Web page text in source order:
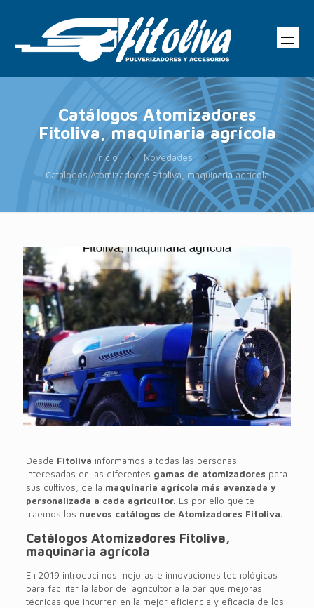
Catálogos Atomizadores
Fitoliva, maquinaria agrícola
Inicio
Novedades
Catálogos Atomizadores Fitoliva, maquinaria agrícola
Desde Fitoliva informamos a todas las personas
interesadas en las diferentes gamas de atomizadores para
sus cultivos, de la maquinaria agrícola más avanzada y
personalizada a cada agricultor. Es por ello que te
traemos los nuevos catálogos de Atomizadores Fitoliva.
Catálogos Atomizadores Fitoliva,
maquinaria agrícola
En 2019 introducimos mejoras e innovaciones tecnológicas
para facilitar la labor del agricultor a la par que mejoras
técnicas que incurren en la mejor eficiencia y eficacia de los